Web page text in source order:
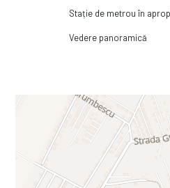
Spațiul poate fi închiriat și
Stație de metrou în
Vedere panoramică